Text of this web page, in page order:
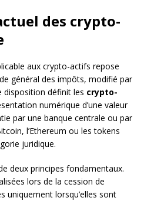
des crypto-
aux crypto-actifs repose
général des impôts, modifié par
disposition définit les crypto-
numérique d’une valeur
par une banque centrale ou par
l’Ethereum ou les tokens
juridique.
deux principes fondamentaux.
lors de la cession de
uniquement lorsqu’elles sont